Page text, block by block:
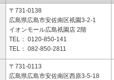
〒731-0138
広島県広島市安佐南区祇園3-2-1
イオンモール広島祇園店 2階
TEL： 0120-850-141
TEL： 082-850-2811
〒731-0113
広島県広島市安佐南区西原3-5-18